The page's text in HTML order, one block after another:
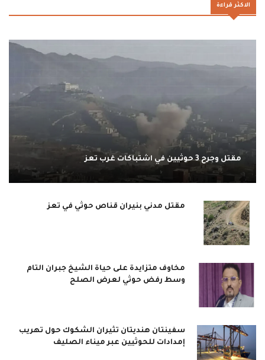
الاكثر قراءة
مقتل وجرح 3 حوثيين في اشتباكات غرب تعز
مقتل مدني بنيران قناص حوثي في تعز
مخاوف متزايدة على حياة الشيخ جبران التام
وسط رفض حوثي لعرض الصلح
سفينتان هنديتان تثيران الشكوك حول تهريب
إمدادات للحوثيين عبر ميناء الصليف